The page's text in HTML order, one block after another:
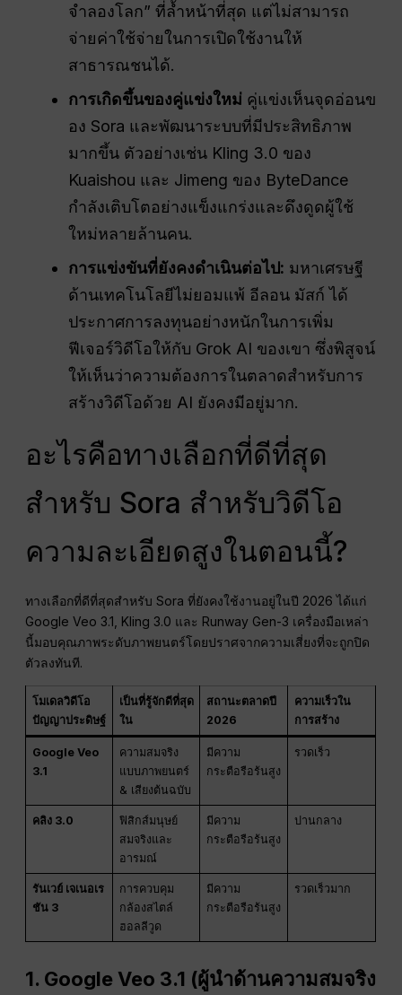
จำลองโลก” ที่ล้ำหน้าที่สุด แต่ไม่สามารถ
จ่ายค่าใช้จ่ายในการเปิดใช้งานให้
สาธารณชนได้.
การเกิดขึ้นของคู่แข่งใหม่ คู่แข่งเห็นจุดอ่อนข
อง Sora และพัฒนาระบบที่มีประสิทธิภาพ
มากขึ้น ตัวอย่างเช่น Kling 3.0 ของ
Kuaishou และ Jimeng ของ ByteDance
กำลังเติบโตอย่างแข็งแกร่งและดึงดูดผู้ใช้
ใหม่หลายล้านคน.
การแข่งขันที่ยังคงดำเนินต่อไป: มหาเศรษฐี
ด้านเทคโนโลยีไม่ยอมแพ้ อีลอน มัสก์ ได้
ประกาศการลงทุนอย่างหนักในการเพิ่ม
ฟีเจอร์วิดีโอให้กับ Grok AI ของเขา ซึ่งพิสูจน์
ให้เห็นว่าความต้องการในตลาดสำหรับการ
สร้างวิดีโอด้วย AI ยังคงมีอยู่มาก.
อะไรคือทางเลือกที่ดีที่สุด
สำหรับ Sora สำหรับวิดีโอ
ความละเอียดสูงในตอนนี้?
ทางเลือกที่ดีที่สุดสำหรับ Sora ที่ยังคงใช้งานอยู่ในปี 2026 ได้แก่
Google Veo 3.1, Kling 3.0 และ Runway Gen-3 เครื่องมือเหล่า
นี้มอบคุณภาพระดับภาพยนตร์โดยปราศจากความเสี่ยงที่จะถูกปิด
ตัวลงทันที.
โมเดลวิดีโอ
ปัญญาประดิษฐ์
เป็นที่รู้จักดีที่สุด
ใน
สถานะตลาดปี
2026
ความเร็วใน
การสร้าง
Google Veo
3.1
ความสมจริง
แบบภาพยนตร์
& เสียงต้นฉบับ
มีความ
กระตือรือร้นสูง
รวดเร็ว
คลิง 3.0
ฟิสิกส์มนุษย์
สมจริงและ
อารมณ์
มีความ
กระตือรือร้นสูง
ปานกลาง
รันเวย์ เจเนอเร
ชัน 3
การควบคุม
กล้องสไตล์
ฮอลลีวูด
มีความ
กระตือรือร้นสูง
รวดเร็วมาก
1. Google Veo 3.1 (ผู้นำด้านความสมจริง